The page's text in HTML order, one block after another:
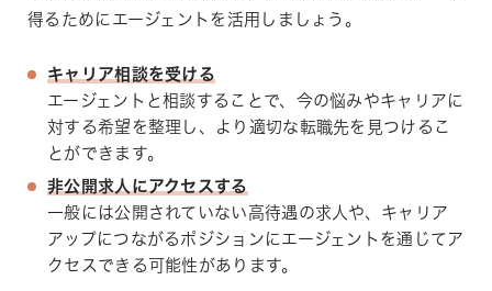
得るためにエージェントを活用しましょう。
キャリア相談を受ける
エージェントと相談することで、今の悩みやキャリアに
対する希望を整理し、より適切な転職先を見つけるこ
とができます。
非公開求人にアクセスする
一般には公開されていない高待遇の求人や、キャリア
アップにつながるポジションにエージェントを通じてア
クセスできる可能性があります。